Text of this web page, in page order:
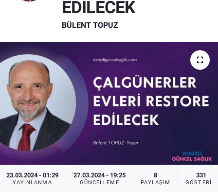
EDİLECEK
BÜLENT TOPUZ
23.03.2024 - 01:29
YAYINLANMA
27.03.2024 - 19:25
GÜNCELLEME
8
PAYLAŞIM
331
GÖSTERIM